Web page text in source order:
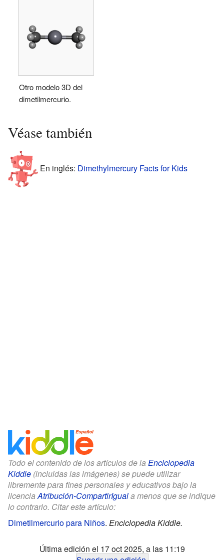
Otro modelo 3D del
dimetilmercurio.
Véase también
En inglés: Dimethylmercury Facts for Kids
Todo el contenido de los artículos de la Enciclopedia
Kiddle (incluidas las imágenes) se puede utilizar
libremente para fines personales y educativos bajo la
licenciaAtribución-CompartirIguala menos que se indique
lo contrario. Citar este artículo:
Dimetilmercurio para Niños. Enciclopedia Kiddle.
Última edición el 17 oct 2025, a las 11:19